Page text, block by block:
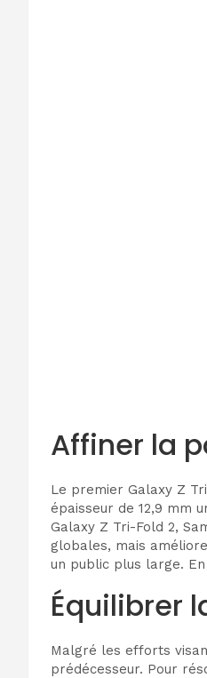
Affiner la
Le premier Galaxy Z
épaisseur de 12,9 mm
Galaxy Z Tri-Fold 2,
globales, mais
un public plus large.
Équilibrer
Malgré les efforts
prédécesseur. Pour